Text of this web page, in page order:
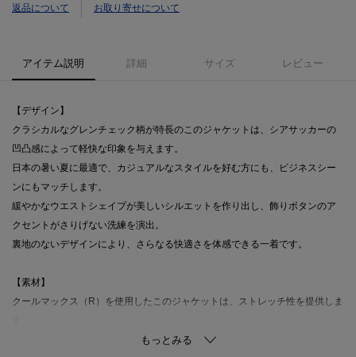
返品について お取り寄せについて
アイテム説明 詳細 サイズ レビュー
【デザイン】
クラシカルなグレンチェック柄が特長のこのジャケットは、シアサッカーの
凹凸感によって軽快な印象を与えます。
日本の暑い夏に最適で、カジュアルなスタイルを好む方にも、ビジネスシー
ンにもマッチします。
緩やかなウエストシェイプが美しいシルエットを作り出し、飾りボタンのア
クセントがさりげない洗練を演出。
裏地のないデザインにより、さらなる快適さを体感できる一着です。
【素材】
クールマックス（R）を使用したこのジャケットは、ストレッチ性を提供しま
気温の高い日でも心地よい着心地を実現し、動きやすさが際立ちます。